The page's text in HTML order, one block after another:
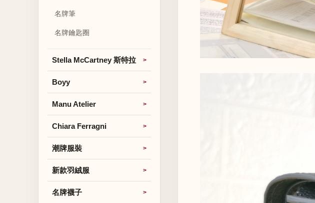
名牌筆
名牌鑰匙圈
Stella McCartney 斯特拉
Boyy
Manu Atelier
Chiara Ferragni
潮牌服裝
新款羽絨服
名牌襪子